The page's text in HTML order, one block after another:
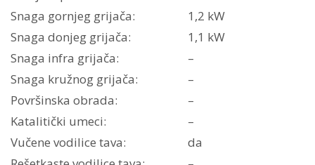
Snaga gornjeg grijača:
1,2 kW
Snaga donjeg grijača:
1,1 kW
Snaga infra grijača:
–
Snaga kružnog grijača:
–
Površinska obrada:
–
Katalitički umeci:
–
Vučene vodilice tava:
da